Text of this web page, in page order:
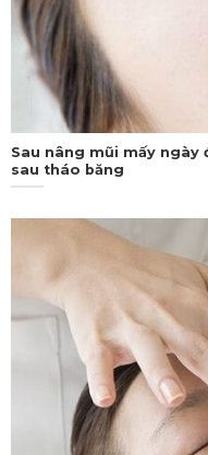
Sau nâng mũi mấy ngày
sau tháo băng